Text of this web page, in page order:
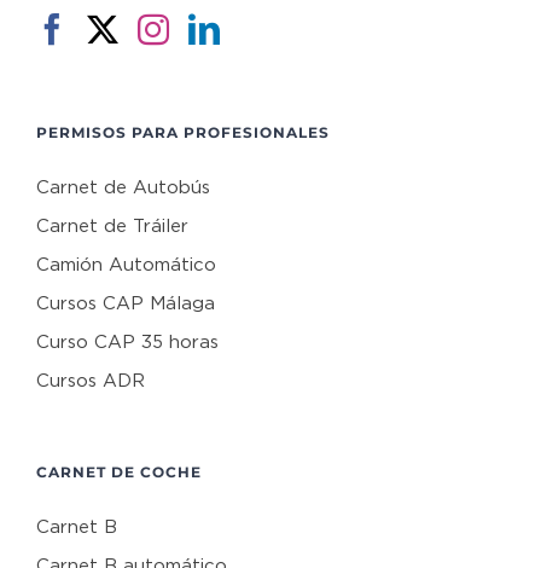
PERMISOS PARA PROFESIONALES
Carnet de Autobús
Carnet de Tráiler
Camión Automático
Cursos CAP Málaga
Curso CAP 35 horas
Cursos ADR
CARNET DE COCHE
Carnet B